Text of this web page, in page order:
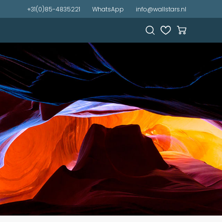
+31(0)85-4835221 WhatsApp info@wallstars.nl